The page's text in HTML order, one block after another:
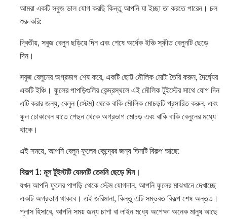
আমরা একটি সবুজ ডাল যোগ করছি কিন্তু আপনি যা ইচ্ছা তা করতে পারেন। চল
শুরু করি:
দ্বিতীয়, সবুজ বেলুন ছড়িয়ে দিন এবং শেষে অর্ধেক ইঞ্চি স্ফীত বেলুনটি ছেড়ে
দিন।
সবুজ বেলুনের অগ্রভাগ শেষ করে, একটি ছোট্ট মৌলিক মোটা তৈরি করুন, দৈর্ঘ্যের
একটি ইঞ্চি। ফুলের পাপড়িগুলির কেন্দ্রস্থলে এই মৌলিক টুইস্টের সাথে যোগ দিন
এটি করার জন্য, বেলুন (স্টেম) থেকে বাকি মৌলিক মোচড়টি প্রসারিত করুন, এবং
ফুল ঢোকাবেন যাতে পেছন থেকে অগ্রভাগ মোচড় এবং বাকি বাকি বেলুনের মধ্যে
থাকে।
এই সময়ে, আপনি বেলুন ফুলের কেন্দ্রের জন্য তিনটি বিকল্প আছে:
বিকল্প 1: মূল টুইস্টটি যেমনটি তেমনি ছেড়ে দিন।
যখন আপনি ফুলের পাপড়ি থেকে স্টেম যোগদান, আপনি ফুলের মাঝখানে দেখাচ্ছে
একটি অগ্রভাগ থাকবে। এই জরিমানা, কিন্তু এটি সম্ভবত বিকল্প শেষ অন্তত।
প্লাস হিসাবে, আপনি সময় জন্য চাপা বা লাইন মধ্যে অপেক্ষা অনেক মানুষ আছে